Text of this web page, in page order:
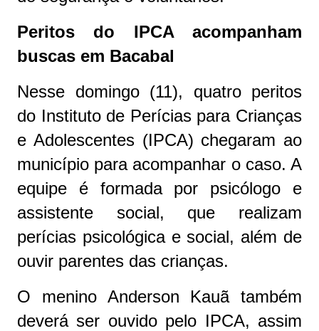
Peritos do IPCA acompanham
buscas em Bacabal
Nesse domingo (11), quatro peritos
do Instituto de Perícias para Crianças
e Adolescentes (IPCA) chegaram ao
município para acompanhar o caso. A
equipe é formada por psicólogo e
assistente social, que realizam
perícias psicológica e social, além de
ouvir parentes das crianças.
O menino Anderson Kauã também
deverá ser ouvido pelo IPCA, assim